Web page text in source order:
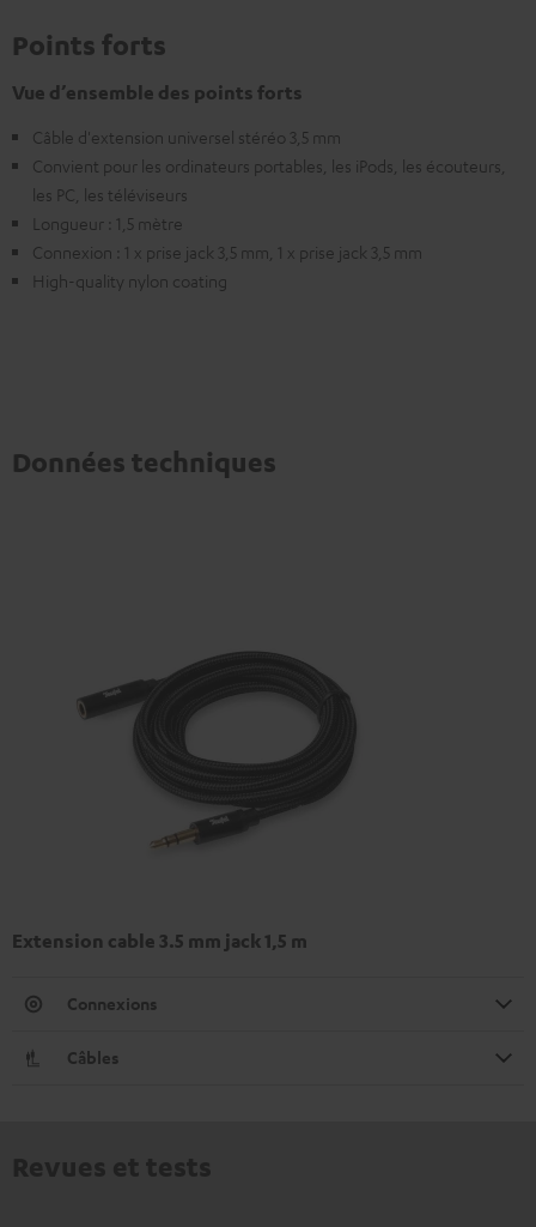
Points forts
Vue d’ensemble des points forts
Câble d'extension universel stéréo 3,5 mm
Convient pour les ordinateurs portables, les iPods, les écouteurs,
les PC, les téléviseurs
Longueur : 1,5 mètre
Connexion : 1 x prise jack 3,5 mm, 1 x prise jack 3,5 mm
High-quality nylon coating
Données techniques
Extension cable 3.5 mm jack 1,5 m
Connexions
Câbles